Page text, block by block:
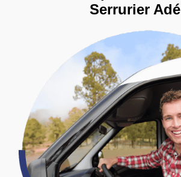
Serrurier Adé